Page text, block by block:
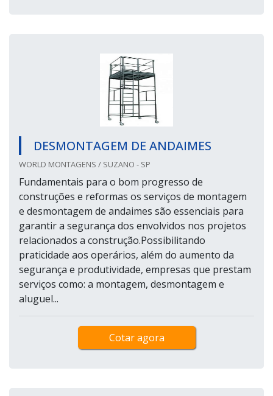
DESMONTAGEM DE ANDAIMES
WORLD MONTAGENS / SUZANO - SP
Fundamentais para o bom progresso de
construções e reformas os serviços de montagem
e desmontagem de andaimes são essenciais para
garantir a segurança dos envolvidos nos projetos
relacionados a construção.Possibilitando
praticidade aos operários, além do aumento da
segurança e produtividade, empresas que prestam
serviços como: a montagem, desmontagem e
aluguel...
Cotar agora